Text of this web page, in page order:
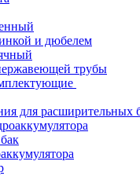
и дюбелем
трубы
для расширительных